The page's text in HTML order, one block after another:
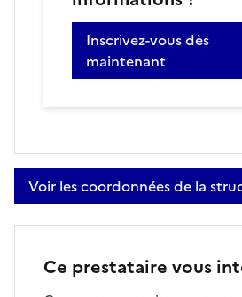
Inscrivez-vous dès
maintenant
Voir les coordonnées de la
Ce prestataire vous